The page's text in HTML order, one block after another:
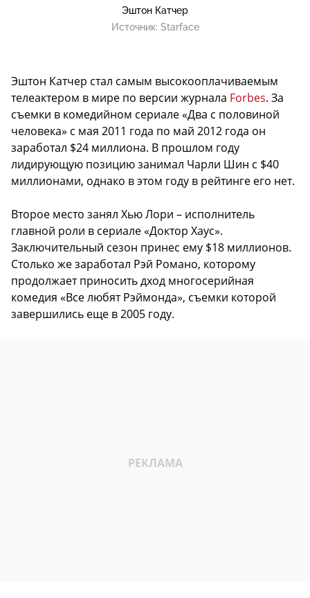
Эштон Катчер
Источник: Starface
Эштон Катчер стал самым высокооплачиваемым
телеактером в мире по версии журнала Forbes. За
съемки в комедийном сериале «Два с половиной
человека» с мая 2011 года по май 2012 года он
заработал $24 миллиона. В прошлом году
лидирующую позицию занимал Чарли Шин с $40
миллионами, однако в этом году в рейтинге его нет.
Второе место занял Хью Лори – исполнитель
главной роли в сериале «Доктор Хаус».
Заключительный сезон принес ему $18 миллионов.
Столько же заработал Рэй Романо, которому
продолжает приносить дход многосерийная
комедия «Все любят Рэймонда», съемки которой
завершились еще в 2005 году.